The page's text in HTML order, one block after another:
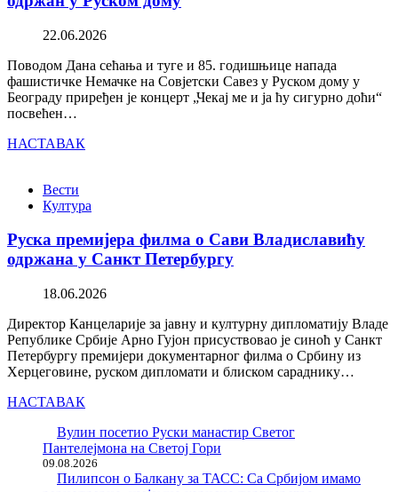
22.06.2026
Поводом Дана сећања и туге и 85. годишњице напада
фашистичке Немачке на Совјетски Савез у Руском дому у
Београду приређен је концерт „Чекај ме и ја ћу сигурно доћи“
посвећен…
НАСТАВАК
Вести
Култура
Руска премијера филма о Сави Владиславићу
одржана у Санкт Петербургу
18.06.2026
Директор Канцеларије за јавну и културну дипломатију Владе
Републике Србије Арно Гујон присуствовао је синоћ у Санкт
Петербургу премијери документарног филма о Србину из
Херцеговине, руском дипломати и блиском сараднику…
НАСТАВАК
Вулин посетио Руски манастир Светог
Пантелејмона на Светој Гори
09.08.2026
Пилипсон о Балкану за ТАСС: Са Србијом имамо